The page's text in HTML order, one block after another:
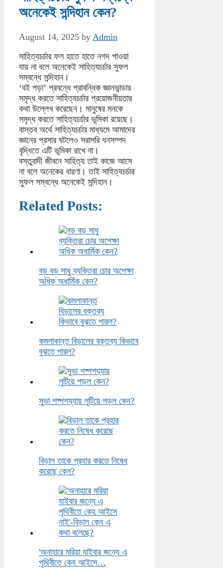
অনেকেই সন্দিহান কেন?
August 14, 2025 by Admin
সাহিত্যচর্চার ফল হাতে হাতে নগদ পাওয়া
যায় না বলে অনেকেই সাহিত্যচর্চার সুফল
সম্বন্ধে সন্দিহান।
‘বই পড়া’ প্রবন্ধে প্রাবন্ধিক জ্ঞানভান্ডার
সমৃদ্ধ করতে সাহিত্যচর্চার প্রয়োজনীয়তার
কথা উল্লেখ করেছেন। মানুষের মনকে
সমৃদ্ধ করতে সাহিত্যচর্চার ভূমিকা রয়েছে।
বাস্তব অর্থে সাহিত্যচর্চার মাধ্যমে আমাদের
জ্ঞানের প্রসার ঘটলেও সরাসরি ধনসম্পদ
বৃদ্ধিতে এটি ভূমিকা রাখে না।
বস্তুবাদী জীবনে সাহিত্য তাই কাজে আসে
না বলে অনেকের ধারণা। তাই সাহিত্যচর্চার
সুফল সম্বন্ধে অনেকেই সন্দিহান।
Related Posts:
বড় বড় সাধু ব্যক্তিরা চোর অপেক্ষা
অধিক অধার্মিক কেন?
কমলাকান্ত বিড়ালের বক্তব্য কিভাবে
বুঝতে পারল?
সুভা শষ্পশয্যায় লুটিয়ে পড়ল কেন?
বিড়াল তাকে প্রহার করতে নিষেধ
করেছে কেন?
'অনাহারে মরিয়া যাইবার জন্যে এ
পৃথিবীতে কেহ আইসে…